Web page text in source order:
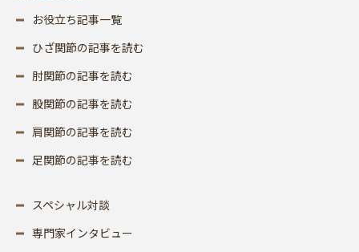
お役立ち記事一覧
ひざ関節の記事を読む
肘関節の記事を読む
股関節の記事を読む
肩関節の記事を読む
足関節の記事を読む
スペシャル対談
専門家インタビュー